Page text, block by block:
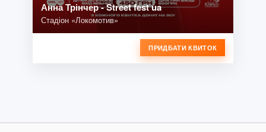
Анна Трінчер - Street fest ua
Стадіон «Локомотив»
ПРИДБАТИ КВИТОК